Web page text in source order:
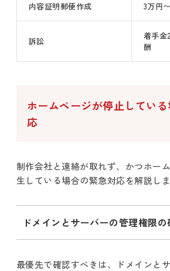
内容証明郵便作成 3万円
訴訟
着手金
酬
ホームページが停止してい
応
制作会社と連絡が取れず、かつホー
生している場合の緊急対応を解説しま
ドメインとサーバーの管理権限
最優先で確認すべきは、ドメインと